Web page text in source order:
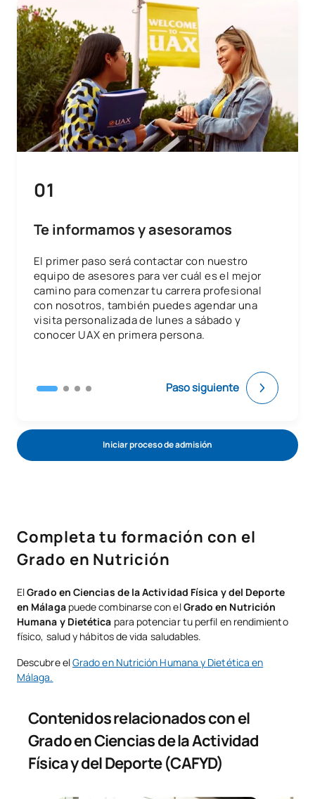
01
Te informamos y asesoramos
El primer paso será contactar con nuestro
equipo de asesores para ver cuál es el mejor
camino para comenzar tu carrera profesional
con nosotros, también puedes agendar una
visita personalizada de lunes a sábado y
conocer UAX en primera persona.
Paso siguiente
Iniciar proceso de admisión
Completa tu formación con el
Grado en Nutrición
ElGrado en Ciencias de la Actividad Física y del Deporte
en Málagapuede combinarse con elGrado en Nutrición
Humana y Dietética para potenciar tu perfil en rendimiento
físico, salud y hábitos de vida saludables.
Descubre elGrado en Nutrición Humana y Dietética en
Málaga.
Contenidos relacionados con el
Grado en Ciencias de la Actividad
Física y del Deporte (CAFYD)